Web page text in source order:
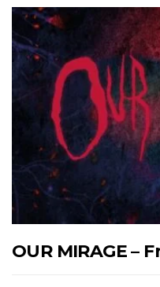
OUR MIRAGE –